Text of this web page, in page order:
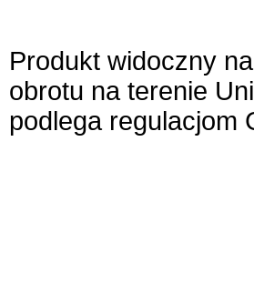
Produkt widoczny
obrotu na terenie
podlega regulacjom